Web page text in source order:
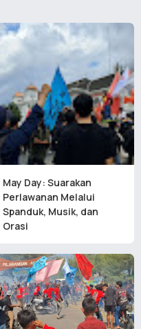
May Day: Suarakan
Perlawanan Melalui
Spanduk, Musik, dan
Orasi